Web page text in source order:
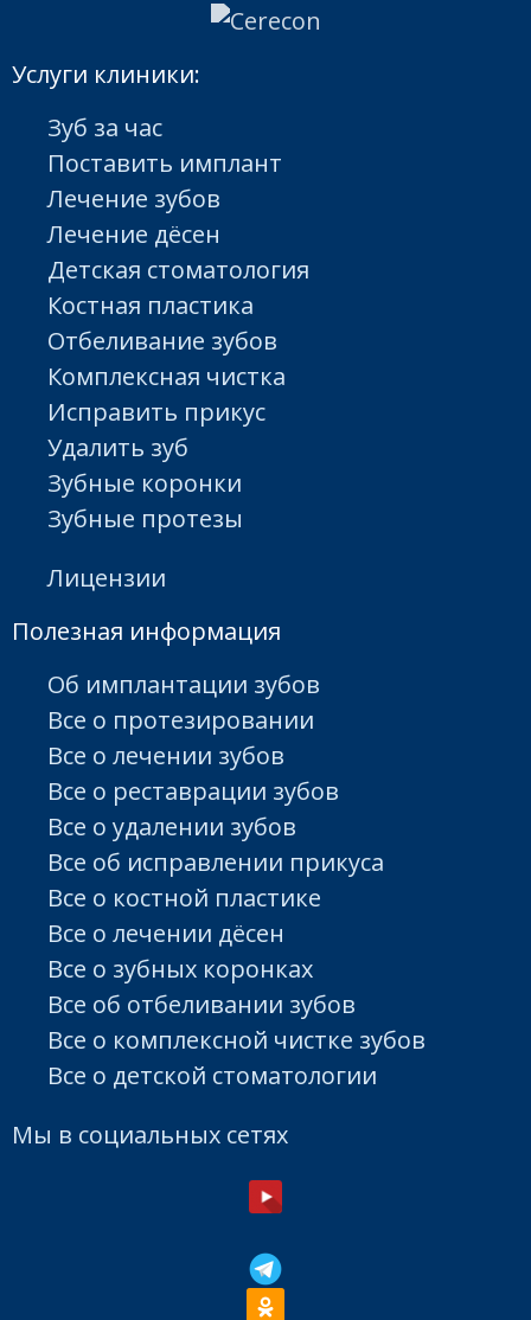
Услуги клиники:
Зуб за час
Поставить имплант
Лечение зубов
Лечение дёсен
Детская стоматология
Костная пластика
Отбеливание зубов
Комплексная чистка
Исправить прикус
Удалить зуб
Зубные коронки
Зубные протезы
Лицензии
Полезная информация
Об имплантации зубов
Все о протезировании
Все о лечении зубов
Все о реставрации зубов
Все о удалении зубов
Все об исправлении прикуса
Все о костной пластике
Все о лечении дёсен
Все о зубных коронках
Все об отбеливании зубов
Все о комплексной чистке зубов
Все о детской стоматологии
Мы в социальных сетях